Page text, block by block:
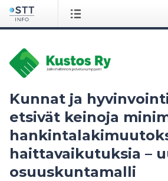
Kunnat ja
etsivät keinoja
haittavaikutuksia –
osuuskuntamalli